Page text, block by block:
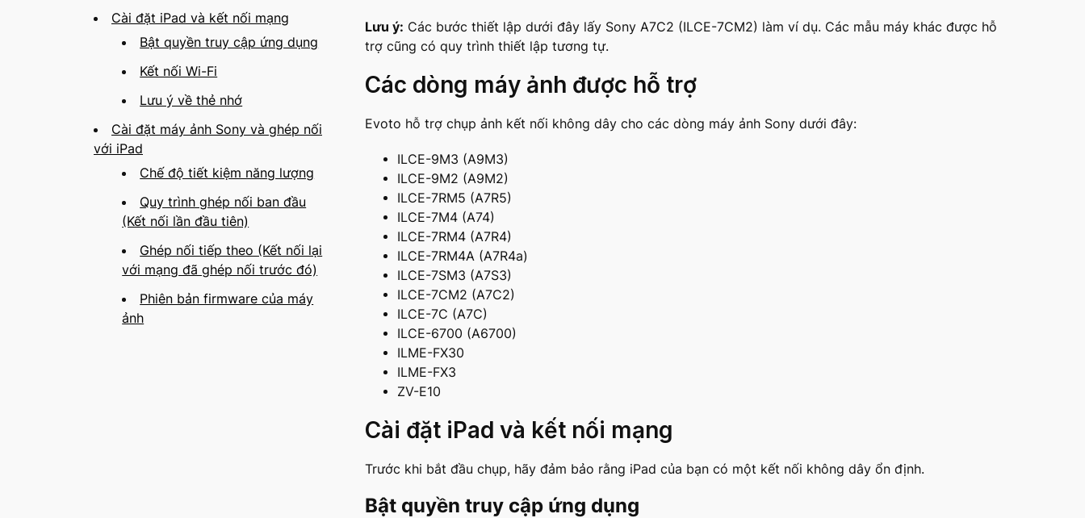
Cài đặt iPad và kết nối mạng
Bật quyền truy cập ứng dụng
Kết nối Wi-Fi
Lưu ý về thẻ nhớ
Cài đặt máy ảnh Sony và ghép nối
với iPad
Chế độ tiết kiệm năng lượng
Quy trình ghép nối ban đầu
(Kết nối lần đầu tiên)
Ghép nối tiếp theo (Kết nối lại
với mạng đã ghép nối trước đó)
Phiên bản firmware của máy
ảnh
Lưu ý: Các bước thiết lập dưới đây lấy Sony A7C2 (ILCE-7CM2) làm ví dụ. Các mẫu máy khác được hỗ
trợ cũng có quy trình thiết lập tương tự.
Các dòng máy ảnh được hỗ trợ
Evoto hỗ trợ chụp ảnh kết nối không dây cho các dòng máy ảnh Sony dưới đây:
ILCE-9M3 (A9M3)
ILCE-9M2 (A9M2)
ILCE-7RM5 (A7R5)
ILCE-7M4 (A74)
ILCE-7RM4 (A7R4)
ILCE-7RM4A (A7R4a)
ILCE-7SM3 (A7S3)
ILCE-7CM2 (A7C2)
ILCE-7C (A7C)
ILCE-6700 (A6700)
ILME-FX30
ILME-FX3
ZV-E10
Cài đặt iPad và kết nối mạng
Trước khi bắt đầu chụp, hãy đảm bảo rằng iPad của bạn có một kết nối không dây ổn định.
Bật quyền truy cập ứng dụng